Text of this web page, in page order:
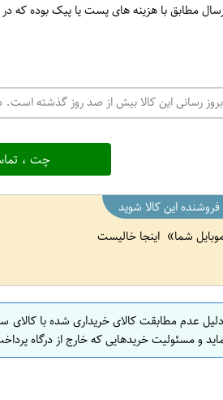
مطابق با هزینه های پست یا پیک بوده که
بروز رسانی این کالا بیش از صد روز گذشته است.
چت ،
این کالا شوید
شما اینجا خالیست
عدم مطابقت کالای خریداری شده با
و مسئولیت خریدهایی که خارج از درگاه